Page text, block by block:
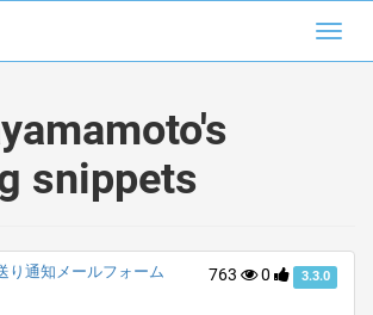
snippets
763 0 3.3.0
り通知メールフォーム